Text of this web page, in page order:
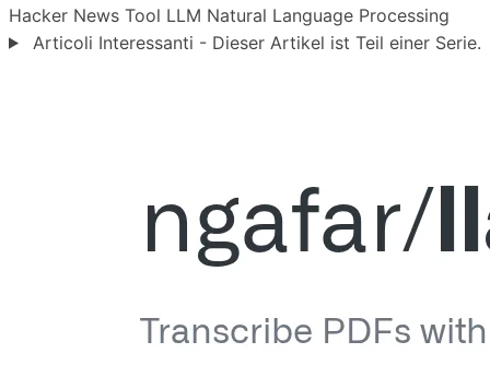
Hacker News Tool LLM Natural Language Processing
Articoli Interessanti - Dieser Artikel ist Teil einer Serie.